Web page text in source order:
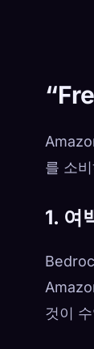
를 소
1. 여
것이